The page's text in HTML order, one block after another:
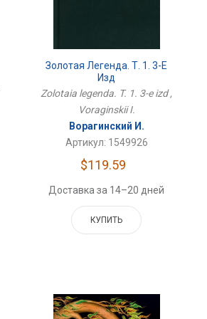
Золотая Легенда. Т. 1. 3-Е
Изд
Zolotaia legenda. T. 1. 3-e izd ,
Voraginskii I.
Ворагинский И.
Артикул: 1549926
$119.59
Доставка за 14–20 дней
КУПИТЬ